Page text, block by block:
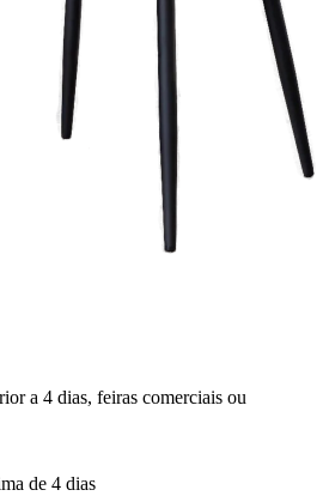
a 4 dias, feiras comerciais ou
de 4 dias